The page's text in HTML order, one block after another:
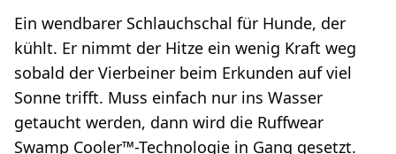
Ein wendbarer Schlauchschal für Hunde, der
kühlt. Er nimmt der Hitze ein wenig Kraft weg
sobald der Vierbeiner beim Erkunden auf viel
Sonne trifft. Muss einfach nur ins Wasser
getaucht werden, dann wird die Ruffwear
Swamp Cooler™-Technologie in Gang gesetzt.